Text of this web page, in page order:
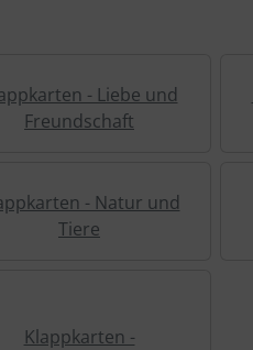
- Liebe und
Freundschaft
- Natur und
Tiere
Klappkarten -